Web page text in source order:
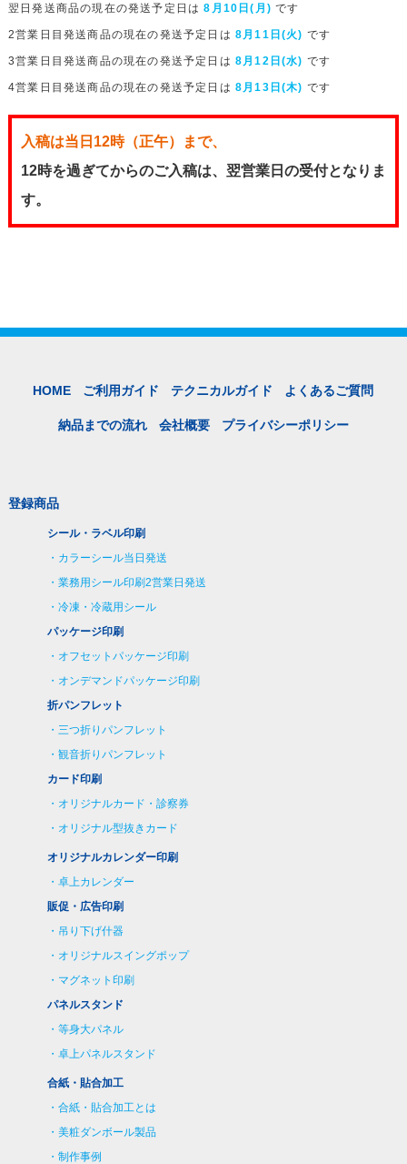
翌日発送商品の現在の発送予定日は 8月10日(月)です
2営業日目発送商品の現在の発送予定日は 8月11日(火) です
3営業日目発送商品の現在の発送予定日は 8月12日(水) です
4営業日目発送商品の現在の発送予定日は 8月13日(木) です
入稿は当日12時（正午）まで、
12時を過ぎてからのご入稿は、翌営業日の受付となりま
す。
HOME ご利用ガイド テクニカルガイド よくあるご質問
納品までの流れ 会社概要 プライバシーポリシー
登録商品
シール・ラベル印刷
カラーシール当日発送
業務用シール印刷2営業日発送
冷凍・冷蔵用シール
パッケージ印刷
オフセットパッケージ印刷
オンデマンドパッケージ印刷
折パンフレット
三つ折りパンフレット
観音折りパンフレット
カード印刷
オリジナルカード・診察券
オリジナル型抜きカード
オリジナルカレンダー印刷
卓上カレンダー
販促・広告印刷
吊り下げ什器
オリジナルスイングポップ
マグネット印刷
パネルスタンド
等身大パネル
卓上パネルスタンド
合紙・貼合加工
合紙・貼合加工とは
美粧ダンボール製品
制作事例